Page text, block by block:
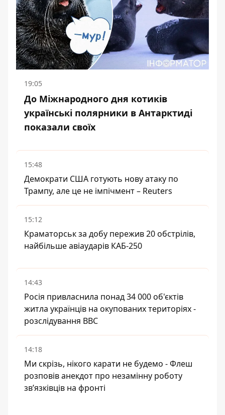
19:05
До Міжнародного дня котиків
українські полярники в Антарктиді
показали своїх
15:48
Демократи США готують нову атаку по
Трампу, але це не імпічмент – Reuters
15:12
Краматорськ за добу пережив 20 обстрілів,
найбільше авіаударів КАБ-250
14:43
Росія привласнила понад 34 000 об'єктів
житла українців на окупованих територіях -
розслідування BBC
14:18
Ми скрізь, нікого карати не будемо - Флеш
розповів анекдот про незамінну роботу
зв’язківців на фронті